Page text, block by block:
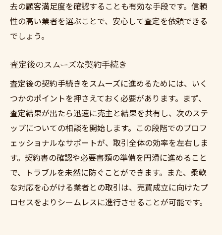
去の顧客満足度を確認することも有効な手段です。信頼
性の高い業者を選ぶことで、安心して査定を依頼できる
でしょう。
査定後のスムーズな契約手続き
査定後の契約手続きをスムーズに進めるためには、いく
つかのポイントを押さえておく必要があります。まず、
査定結果が出たら迅速に売主と結果を共有し、次のステ
ップについての相談を開始します。この段階でのプロフ
ェッショナルなサポートが、取引全体の効率を左右しま
す。契約書の確認や必要書類の準備を円滑に進めること
で、トラブルを未然に防ぐことができます。また、柔軟
な対応を心がける業者との取引は、売買成立に向けたプ
ロセスをよりシームレスに進行させることが可能です。